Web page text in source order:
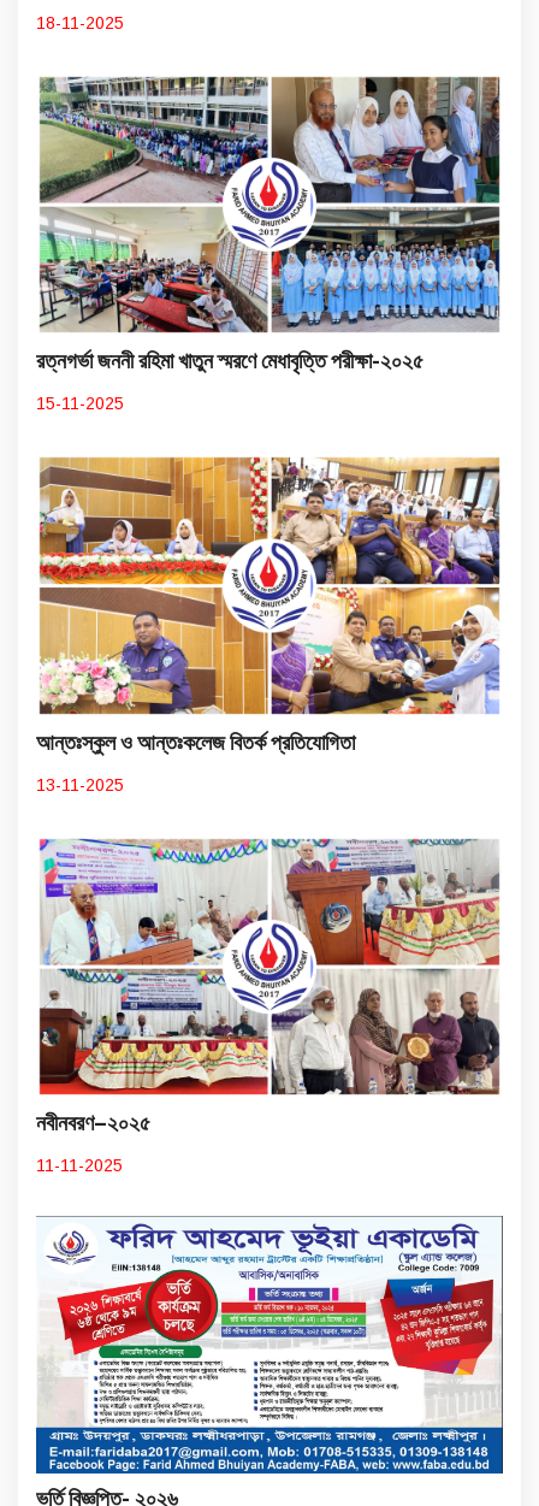
18-11-2025
রত্নগর্ভা জননী রহিমা খাতুন স্মরণে মেধাবৃত্তি পরীক্ষা-২০২৫
15-11-2025
আন্তঃস্কুল ও আন্তঃকলেজ বিতর্ক প্রতিযোগিতা
13-11-2025
নবীনবরণ–২০২৫
11-11-2025
ভর্তি বিজ্ঞপ্তি- ২০২৬